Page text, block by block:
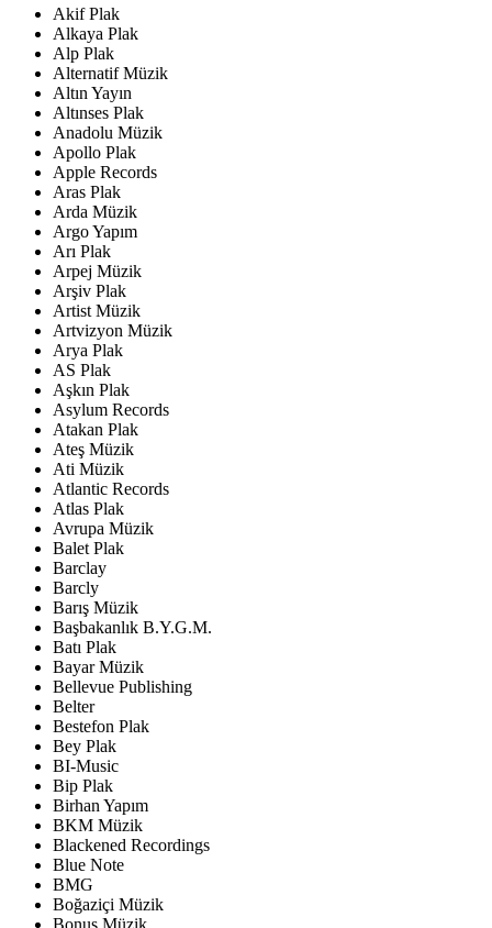
Akif Plak
Alkaya Plak
Alp Plak
Alternatif Müzik
Altın Yayın
Altınses Plak
Anadolu Müzik
Apollo Plak
Apple Records
Aras Plak
Arda Müzik
Argo Yapım
Arı Plak
Arpej Müzik
Arşiv Plak
Artist Müzik
Artvizyon Müzik
Arya Plak
AS Plak
Aşkın Plak
Asylum Records
Atakan Plak
Ateş Müzik
Ati Müzik
Atlantic Records
Atlas Plak
Avrupa Müzik
Balet Plak
Barclay
Barcly
Barış Müzik
Başbakanlık B.Y.G.M.
Batı Plak
Bayar Müzik
Bellevue Publishing
Belter
Bestefon Plak
Bey Plak
BI-Music
Bip Plak
Birhan Yapım
BKM Müzik
Blackened Recordings
Blue Note
BMG
Boğaziçi Müzik
Bonus Müzik